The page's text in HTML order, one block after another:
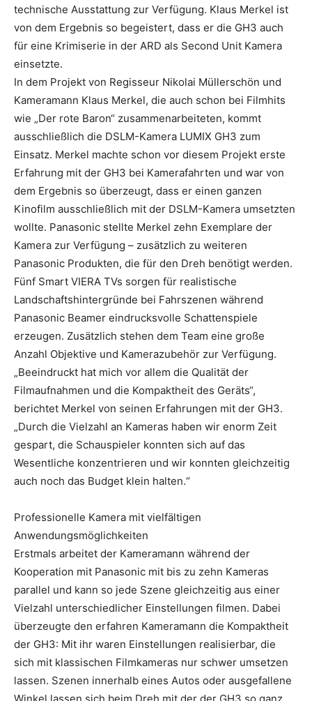
technische Ausstattung zur Verfügung. Klaus Merkel ist
von dem Ergebnis so begeistert, dass er die GH3 auch
für eine Krimiserie in der ARD als Second Unit Kamera
einsetzte.
In dem Projekt von Regisseur Nikolai Müllerschön und
Kameramann Klaus Merkel, die auch schon bei Filmhits
wie „Der rote Baron“ zusammenarbeiteten, kommt
ausschließlich die DSLM-Kamera LUMIX GH3 zum
Einsatz. Merkel machte schon vor diesem Projekt erste
Erfahrung mit der GH3 bei Kamerafahrten und war von
dem Ergebnis so überzeugt, dass er einen ganzen
Kinofilm ausschließlich mit der DSLM-Kamera umsetzten
wollte. Panasonic stellte Merkel zehn Exemplare der
Kamera zur Verfügung – zusätzlich zu weiteren
Panasonic Produkten, die für den Dreh benötigt werden.
Fünf Smart VIERA TVs sorgen für realistische
Landschaftshintergründe bei Fahrszenen während
Panasonic Beamer eindrucksvolle Schattenspiele
erzeugen. Zusätzlich stehen dem Team eine große
Anzahl Objektive und Kamerazubehör zur Verfügung.
„Beeindruckt hat mich vor allem die Qualität der
Filmaufnahmen und die Kompaktheit des Geräts“,
berichtet Merkel von seinen Erfahrungen mit der GH3.
„Durch die Vielzahl an Kameras haben wir enorm Zeit
gespart, die Schauspieler konnten sich auf das
Wesentliche konzentrieren und wir konnten gleichzeitig
auch noch das Budget klein halten.“
Professionelle Kamera mit vielfältigen
Anwendungsmöglichkeiten
Erstmals arbeitet der Kameramann während der
Kooperation mit Panasonic mit bis zu zehn Kameras
parallel und kann so jede Szene gleichzeitig aus einer
Vielzahl unterschiedlicher Einstellungen filmen. Dabei
überzeugte den erfahren Kameramann die Kompaktheit
der GH3: Mit ihr waren Einstellungen realisierbar, die
sich mit klassischen Filmkameras nur schwer umsetzen
lassen. Szenen innerhalb eines Autos oder ausgefallene